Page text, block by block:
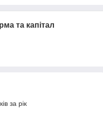
та капітал
за рік